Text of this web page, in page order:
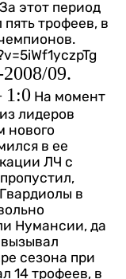
этот период
трофеев, в
09.
На момент
лидеров
нового
в ее
ЛЧ с
в
Нумансии, да
сезона при
14 трофеев, в